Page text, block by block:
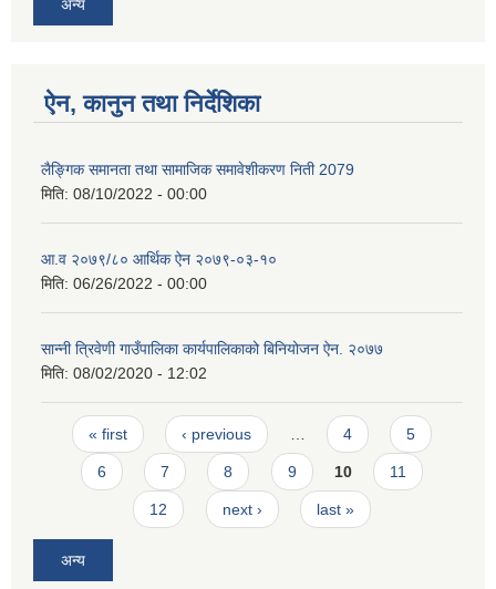
अन्य
ऐन, कानुन तथा निर्देशिका
लैङ्गिक समानता तथा सामाजिक समावेशीकरण निती 2079
मिति: 08/10/2022 - 00:00
आ.व २०७९/८० आर्थिक ऐन २०७९-०३-१०
मिति: 06/26/2022 - 00:00
सान्नी त्रिवेणी गाउँपालिका कार्यपालिकाको बिनियोजन ऐन. २०७७
मिति: 08/02/2020 - 12:02
Pages
« first ‹ previous 4 5
6 7 8 9 10 11
12 next › last »
अन्य